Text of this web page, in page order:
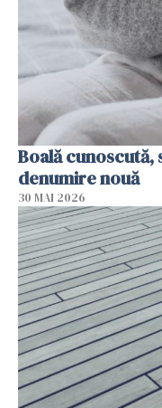
Boală
denumire nouă
30 MAI 2026